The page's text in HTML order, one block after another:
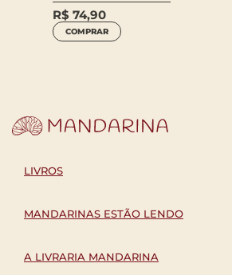
R$ 74,90
COMPRAR
LIVROS
MANDARINAS ESTÃO LENDO
A LIVRARIA MANDARINA